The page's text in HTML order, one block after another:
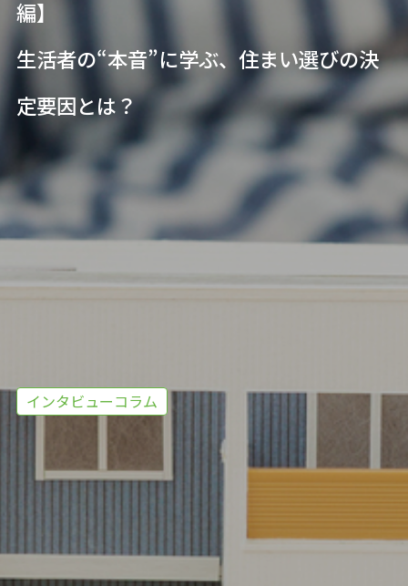
編】
生活者の“本音”に学ぶ、住まい選びの決
定要因とは？
インタビューコラム